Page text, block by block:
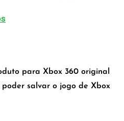
para Xbox 360 original
salvar o jogo de Xbox